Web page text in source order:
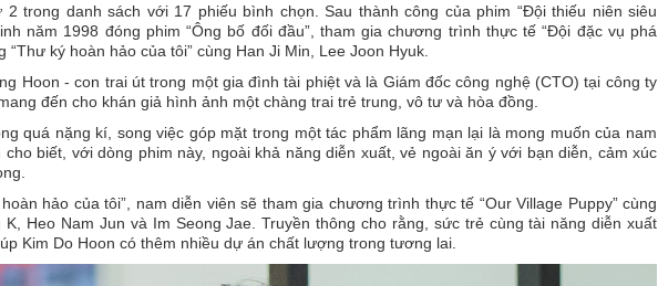
2 trong danh sách với 17 phiếu bình chọn. Sau thành công của phim “Đội thiếu niên siêu
năm 1998 đóng phim “Ông bố đối đầu”, tham gia chương trình thực tế “Đội đặc vụ phá
“Thư ký hoàn hảo của tôi” cùng Han Ji Min, Lee Joon Hyuk.
Hoon - con trai út trong một gia đình tài phiệt và là Giám đốc công nghệ (CTO) tại công ty
đến cho khán giả hình ảnh một chàng trai trẻ trung, vô tư và hòa đồng.
quá nặng kí, song việc góp mặt trong một tác phẩm lãng mạn lại là mong muốn của nam
cho biết, với dòng phim này, ngoài khả năng diễn xuất, vẻ ngoài ăn ý với bạn diễn, cảm xúc
hảo của tôi”, nam diễn viên sẽ tham gia chương trình thực tế “Our Village Puppy” cùng
K, Heo Nam Jun và Im Seong Jae. Truyền thông cho rằng, sức trẻ cùng tài năng diễn xuất
Kim Do Hoon có thêm nhiều dự án chất lượng trong tương lai.